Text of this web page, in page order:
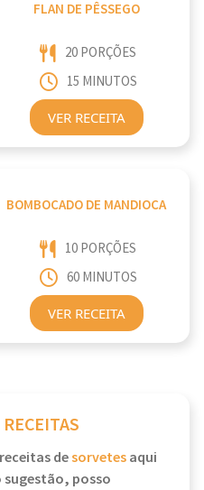
FLAN DE PÊSSEGO
20 PORÇÕES
15 MINUTOS
VER RECEITA
BOMBOCADO DE MANDIOCA
10 PORÇÕES
60 MINUTOS
VER RECEITA
desorvetesaqui
sugestão, posso